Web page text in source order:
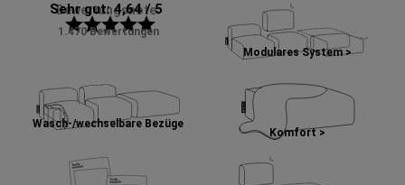
Bewertungsnote:
Sehr gut: 4,64 / 5
starstarstarstarstar
1.470 Bewertungen
Modulares System >
Wasch-/wechselbare Bezüge
Komfort >